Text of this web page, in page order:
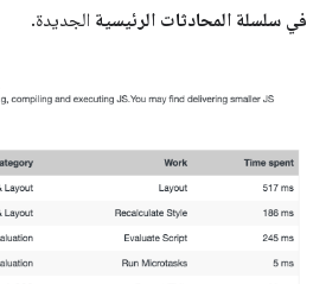
في سلسلة المحادثات الرئيسية الجديدة.